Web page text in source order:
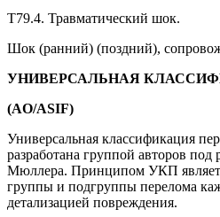
Т79.4. Травматический шок.
Шок (ранний) (поздний),
УНИВЕРСАЛЬНАЯ
(AO/ASIF)
Универсальная классификация
разработана группой авторов
Мюллера. Принципом УКП
группы и подгруппы перелома
детализацией повреждения.